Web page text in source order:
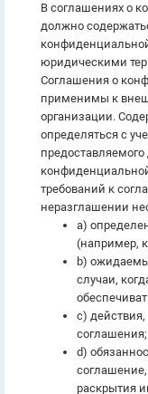
В соглашениях о
должно
юридическими
Соглашения о
применимы к
организации.
определяться с
предоставляемого
требований к
неразглашении
a)
(например,
b)
случаи,
c)
соглашения;
d)
раскрытия